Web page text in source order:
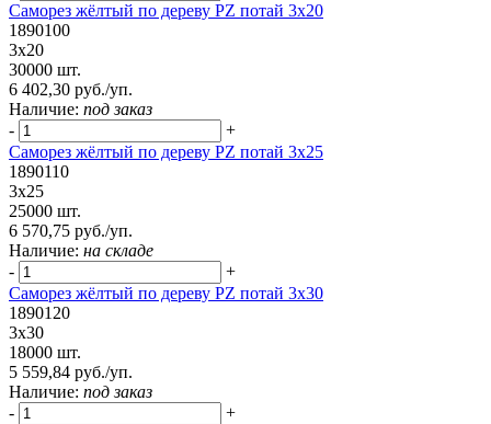
Саморез жёлтый по дереву PZ потай 3х20
1890100
3х20
30000 шт.
6 402,30 руб./уп.
Наличие: под заказ
-
+
Саморез жёлтый по дереву PZ потай 3х25
1890110
3х25
25000 шт.
6 570,75 руб./уп.
Наличие: на складе
-
+
Саморез жёлтый по дереву PZ потай 3х30
1890120
3х30
18000 шт.
5 559,84 руб./уп.
Наличие: под заказ
-
+